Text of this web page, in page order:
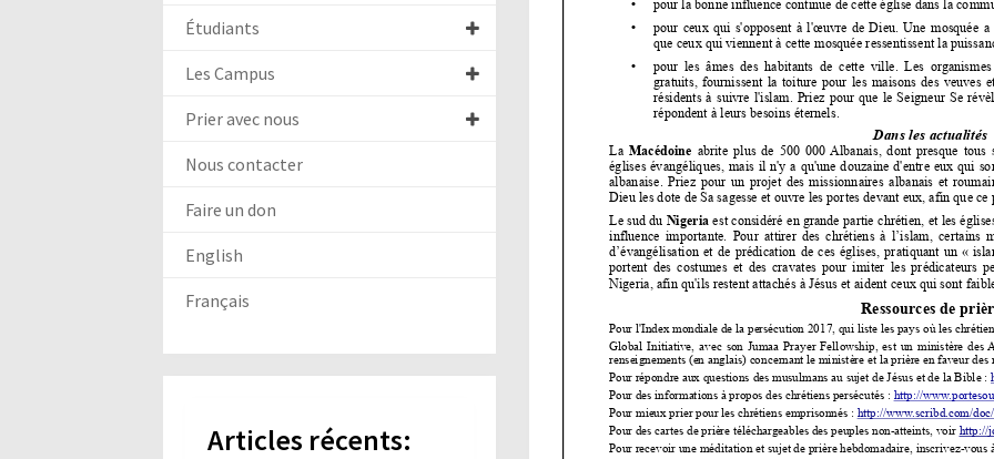
Étudiants
Les Campus
Prier avec nous
Nous contacter
Faire un don
English
Français
Articles récents: